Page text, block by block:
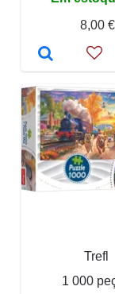
8,00 €
Trefl
1 000